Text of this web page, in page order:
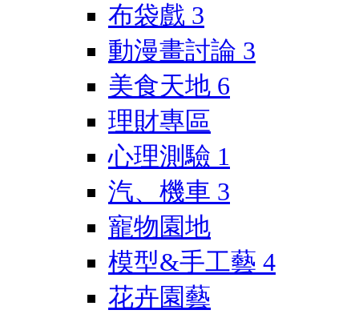
布袋戲 3
動漫畫討論 3
美食天地 6
理財專區
心理測驗 1
汽、機車 3
寵物園地
模型&手工藝 4
花卉園藝